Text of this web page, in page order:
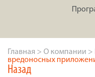
Главная > О компании >
вредоносных
Назад